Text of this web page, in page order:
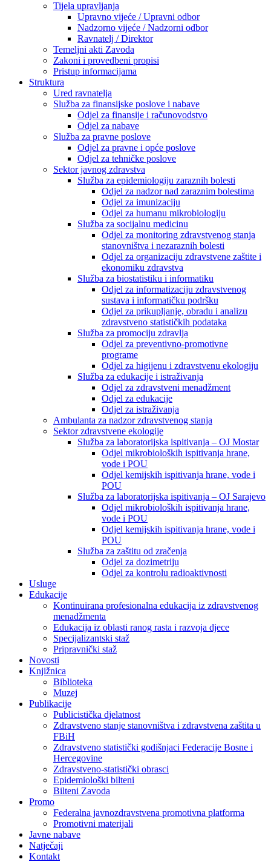
Tijela upravljanja
Upravno vijeće / Upravni odbor
Nadzorno vijeće / Nadzorni odbor
Ravnatelj / Direktor
Temeljni akti Zavoda
Zakoni i provedbeni propisi
Pristup informacijama
Struktura
Ured ravnatelja
Služba za finansijske poslove i nabave
Odjel za finansije i računovodstvo
Odjel za nabave
Služba za pravne poslove
Odjel za pravne i opće poslove
Odjel za tehničke poslove
Sektor javnog zdravstva
Služba za epidemiologiju zaraznih bolesti
Odjel za nadzor nad zaraznim bolestima
Odjel za imunizaciju
Odjel za humanu mikrobiologiju
Služba za socijalnu medicinu
Odjel za monitoring zdravstvenog stanja
stanovništva i nezaraznih bolesti
Odjel za organizaciju zdravstvene zaštite i
ekonomiku zdravstva
Služba za biostatistiku i informatiku
Odjel za informatizaciju zdravstvenog
sustava i informatičku podršku
Odjel za prikupljanje, obradu i analizu
zdravstveno statističkih podataka
Služba za promociju zdravlja
Odjel za preventivno-promotivne
programe
Odjel za higijenu i zdravstvenu ekologiju
Služba za edukacije i istraživanja
Odjel za zdravstveni menadžment
Odjel za edukacije
Odjel za istraživanja
Ambulanta za nadzor zdravstvenog stanja
Sektor zdravstvene ekologije
Služba za laboratorijska ispitivanja – OJ Mostar
Odjel mikrobioloških ispitivanja hrane,
vode i POU
Odjel kemijskih ispitivanja hrane, vode i
POU
Služba za laboratorijska ispitivanja – OJ Sarajevo
Odjel mikrobioloških ispitivanja hrane,
vode i POU
Odjel kemijskih ispitivanja hrane, vode i
POU
Služba za zaštitu od zračenja
Odjel za dozimetriju
Odjel za kontrolu radioaktivnosti
Usluge
Edukacije
Kontinuirana profesionalna edukacija iz zdravstvenog
menadžmenta
Edukacija iz oblasti ranog rasta i razvoja djece
Specijalizantski staž
Pripravnički staž
Novosti
Knjižnica
Biblioteka
Muzej
Publikacije
Publicistička djelatnost
Zdravstveno stanje stanovništva i zdravstvena zaštita u
FBiH
Zdravstveno statistički godišnjaci Federacije Bosne i
Hercegovine
Zdravstveno-statistički obrasci
Epidemiološki bilteni
Bilteni Zavoda
Promo
Federalna javnozdravstvena promotivna platforma
Promotivni materijali
Javne nabave
Natječaji
Kontakt